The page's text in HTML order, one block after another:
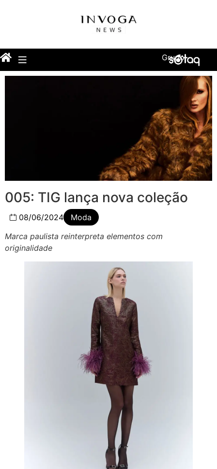
Grupo
005: TIG lança nova coleção
08/06/2024
Moda
Marca paulista reinterpreta elementos com
originalidade